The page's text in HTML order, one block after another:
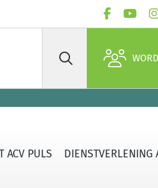
Zoek
ACV PULS DIENSTVERLENING